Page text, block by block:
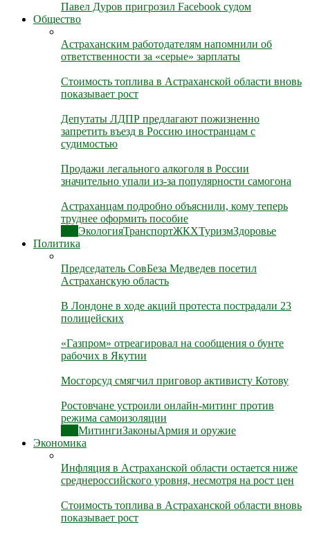
Павел Дуров пригрозил Facebook судом
Общество
Астраханским работодателям напомнили об
ответственности за «серые» зарплаты
Стоимость топлива в Астраханской области вновь
показывает рост
Депутаты ЛДПР предлагают пожизненно
запретить въезд в Россию иностранцам с
судимостью
Продажи легального алкоголя в России
значительно упали из-за популярности самогона
Астраханцам подробно объяснили, кому теперь
труднее оформить пособие
ЭкологияТранспортЖКХТуризмЗдоровье
Политика
Председатель СовБеза Медведев посетил
Астраханскую область
В Лондоне в ходе акций протеста пострадали 23
полицейских
«Газпром» отреагировал на сообщения о бунте
рабочих в Якутии
Мосгорсуд смягчил приговор активисту Котову
Ростовчане устроили онлайн-митинг против
режима самоизоляции
МитингиЗаконыАрмия и оружие
Экономика
Инфляция в Астраханской области остается ниже
среднероссийского уровня, несмотря на рост цен
Стоимость топлива в Астраханской области вновь
показывает рост